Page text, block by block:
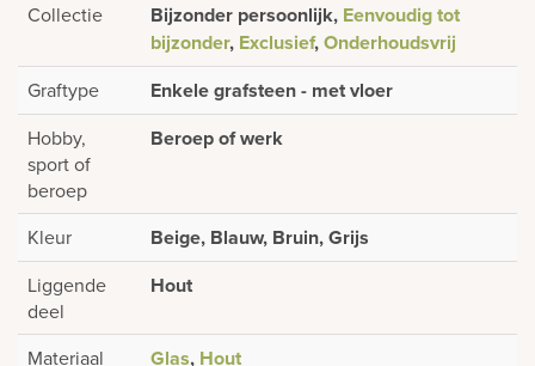
Collectie
Bijzonder persoonlijk, Eenvoudig tot
bijzonder, Exclusief,Onderhoudsvrij
Graftype Enkele grafsteen - met vloer
Hobby,
sport of
beroep
Beroep of werk
Kleur Beige, Blauw, Bruin, Grijs
Liggende
deel
Hout
Materiaal Glas, Hout